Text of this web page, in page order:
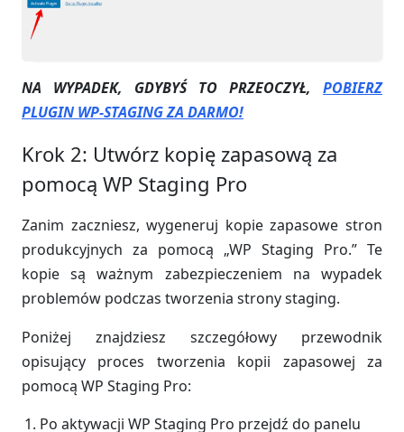
NA WYPADEK, GDYBYŚ TO PRZEOCZYŁ,
POBIERZ
PLUGIN WP-STAGING ZA DARMO!
Krok 2: Utwórz kopię zapasową za
pomocą WP Staging Pro
Zanim zaczniesz, wygeneruj kopie zapasowe stron
produkcyjnych za pomocą „WP Staging Pro.” Te
kopie są ważnym zabezpieczeniem na wypadek
problemów podczas tworzenia strony staging.
Poniżej znajdziesz szczegółowy przewodnik
opisujący proces tworzenia kopii zapasowej za
pomocą WP Staging Pro:
Po aktywacji WP Staging Pro przejdź do panelu